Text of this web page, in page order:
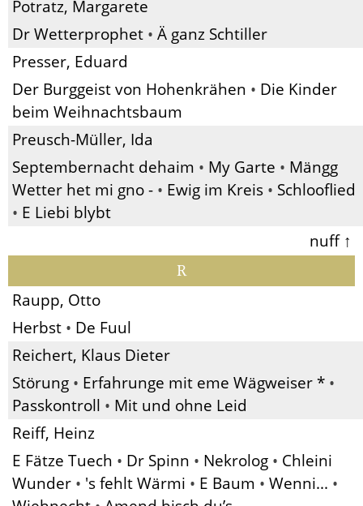
Potratz, Margarete
Dr Wetterprophet • Ä ganz Schtiller
Presser, Eduard
Der Burggeist von Hohenkrähen • Die Kinder
beim Weihnachtsbaum
Preusch-Müller, Ida
Septembernacht dehaim • My Garte • Mängg
Wetter het mi gno - • Ewig im Kreis • Schlooflied
• E Liebi blybt
nuff ↑
R
Raupp, Otto
Herbst • De Fuul
Reichert, Klaus Dieter
Störung • Erfahrunge mit eme Wägweiser * •
Passkontroll • Mit und ohne Leid
Reiff, Heinz
E Fätze Tuech • Dr Spinn • Nekrolog • Chleini
Wunder • 's fehlt Wärmi • E Baum • Wenni... •